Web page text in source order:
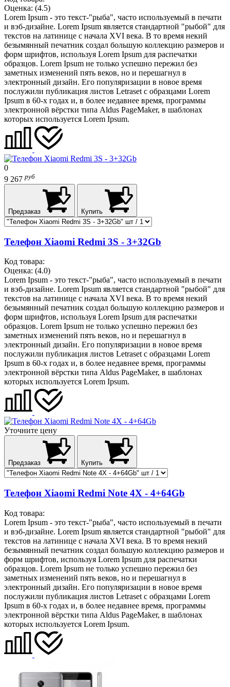
Оценка: (4.5)
Lorem Ipsum - это текст-"рыба", часто используемый в печати
и вэб-дизайне. Lorem Ipsum является стандартной "рыбой" для
текстов на латинице с начала XVI века. В то время некий
безымянный печатник создал большую коллекцию размеров и
форм шрифтов, используя Lorem Ipsum для распечатки
образцов. Lorem Ipsum не только успешно пережил без
заметных изменений пять веков, но и перешагнул в
электронный дизайн. Его популяризации в новое время
послужили публикация листов Letraset с образцами Lorem
Ipsum в 60-х годах и, в более недавнее время, программы
электронной вёрстки типа Aldus PageMaker, в шаблонах
которых используется Lorem Ipsum.
0
9 267 руб
Предзаказ Купить
Телефон Xiaomi Redmi 3S - 3+32Gb
Код товара:
Оценка: (4.0)
Lorem Ipsum - это текст-"рыба", часто используемый в печати
и вэб-дизайне. Lorem Ipsum является стандартной "рыбой" для
текстов на латинице с начала XVI века. В то время некий
безымянный печатник создал большую коллекцию размеров и
форм шрифтов, используя Lorem Ipsum для распечатки
образцов. Lorem Ipsum не только успешно пережил без
заметных изменений пять веков, но и перешагнул в
электронный дизайн. Его популяризации в новое время
послужили публикация листов Letraset с образцами Lorem
Ipsum в 60-х годах и, в более недавнее время, программы
электронной вёрстки типа Aldus PageMaker, в шаблонах
которых используется Lorem Ipsum.
Уточните цену
Предзаказ Купить
Телефон Xiaomi Redmi Note 4X - 4+64Gb
Код товара:
Lorem Ipsum - это текст-"рыба", часто используемый в печати
и вэб-дизайне. Lorem Ipsum является стандартной "рыбой" для
текстов на латинице с начала XVI века. В то время некий
безымянный печатник создал большую коллекцию размеров и
форм шрифтов, используя Lorem Ipsum для распечатки
образцов. Lorem Ipsum не только успешно пережил без
заметных изменений пять веков, но и перешагнул в
электронный дизайн. Его популяризации в новое время
послужили публикация листов Letraset с образцами Lorem
Ipsum в 60-х годах и, в более недавнее время, программы
электронной вёрстки типа Aldus PageMaker, в шаблонах
которых используется Lorem Ipsum.